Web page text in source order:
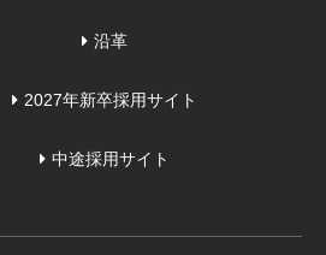
沿革
2027年新卒採用サイト
中途採用サイト